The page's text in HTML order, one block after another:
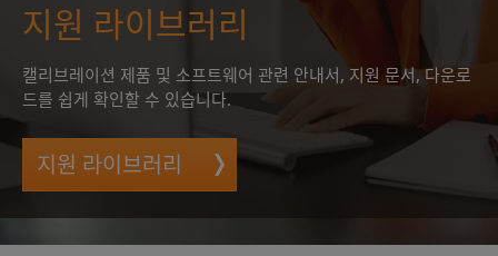
지원 라이브러리
캘리브레이션 제품 및 소프트웨어 관련 안내서, 지원 문서, 다운로
드를 쉽게 확인할 수 있습니다.
지원 라이브러리